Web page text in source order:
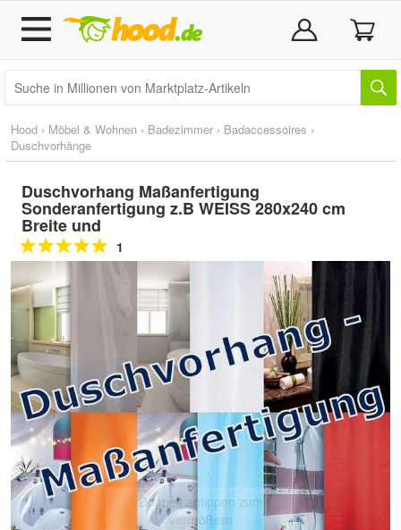
Hood › Möbel & Wohnen › Badezimmer › Badaccessoires ›
Duschvorhänge
Duschvorhang Maßanfertigung
Sonderanfertigung z.B WEISS 280x240 cm
Breite und
1
Doppelt antippen zum
vergrößern